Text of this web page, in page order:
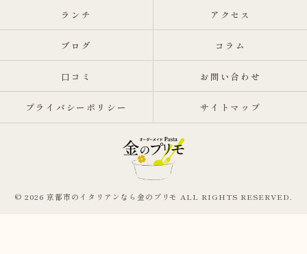
ランチ アクセス
ブログ コラム
口コミ お問い合わせ
プライバシーポリシー サイトマップ
© 2026 京都市のイタリアンなら金のプリモ ALL RIGHTS RESERVED.